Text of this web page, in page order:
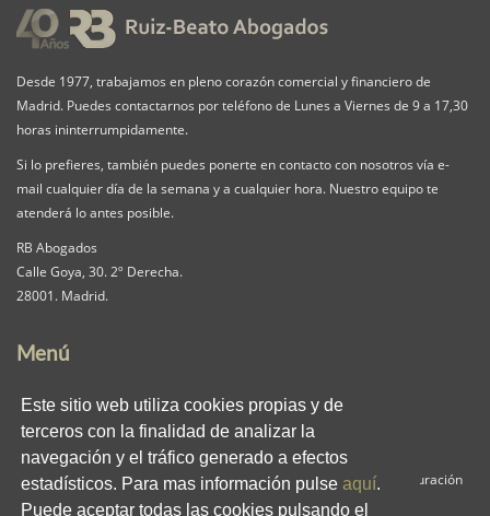
Este sitio web utiliza cookies propias y de
terceros con la finalidad de analizar la
navegación y el tráfico generado a efectos
estadísticos. Para mas información pulseaquí.
Puede aceptar todas las cookies pulsando el
Desde 1977, trabajamos en pleno corazón comercial y financiero de
Madrid. Puedes contactarnos por teléfono de Lunes a Viernes de 9 a 17,30
horas ininterrumpidamente.
Si lo prefieres, también puedes ponerte en contacto con nosotros vía e-
mail cualquier día de la semana y a cualquier hora. Nuestro equipo te
atenderá lo antes posible.
RB Abogados
Calle Goya, 30. 2º Derecha.
28001. Madrid.
Menú
Nuestra Firma Servicios
Pack iguala
Contacta
Clientes
RB en los medios
Enlaces
Privacidad
Aviso Legal
Política de Cookies Panel de Configuración